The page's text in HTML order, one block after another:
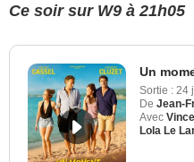
Ce soir sur W9 à 21h05
Un
Sortie : 24
De Jean-
Avec
Lola Le